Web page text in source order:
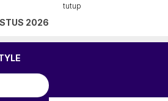
tutup
2026